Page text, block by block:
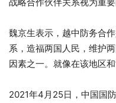
魏京生表示，越中防务合
系，造福两国人民，维护
因素之一。就像在该地区和
2021年4月25日，中国国